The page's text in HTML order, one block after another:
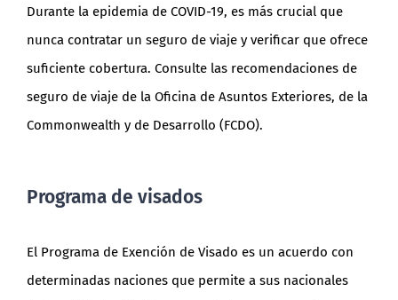
Durante la epidemia de COVID-19, es más crucial que
nunca contratar un seguro de viaje y verificar que ofrece
suficiente cobertura. Consulte las recomendaciones de
seguro de viaje de la Oficina de Asuntos Exteriores, de la
Commonwealth y de Desarrollo (FCDO).
Programa de visados
El Programa de Exención de Visado es un acuerdo con
determinadas naciones que permite a sus nacionales